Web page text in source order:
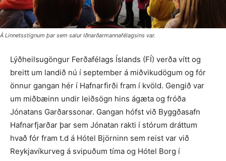
Á Linnetsstígnum þar sem salur Iðnarðarmannafélagsins var.
Lýðheilsugöngur Ferðafélags Íslands (FÍ) verða vítt og
breitt um landið nú í september á miðvikudögum og fór
önnur gangan hér í Hafnarfirði fram í kvöld. Gengið var
um miðbæinn undir leiðsögn hins ágæta og fróða
Jónatans Garðarssonar. Gangan hófst við Byggðasafn
Hafnarfjarðar þar sem Jónatan rakti í stórum dráttum
hvað fór fram t.d á Hótel Björninn sem reist var við
Reykjavíkurveg á svipuðum tíma og Hótel Borg í